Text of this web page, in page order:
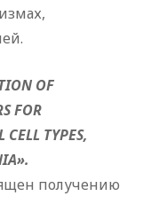
OF
FOR
TYPES,
получению